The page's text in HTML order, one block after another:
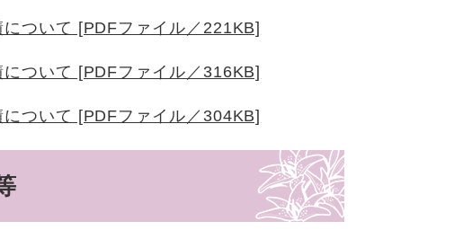
ついて [PDFファイル／221KB]
ついて [PDFファイル／316KB]
ついて [PDFファイル／304KB]